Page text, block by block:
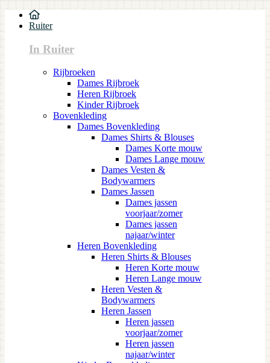
Ruiter
In Ruiter
Rijbroeken
Dames Rijbroek
Heren Rijbroek
Kinder Rijbroek
Bovenkleding
Dames Bovenkleding
Dames Shirts & Blouses
Dames Korte mouw
Dames Lange mouw
Dames Vesten &
Bodywarmers
Dames Jassen
Dames jassen
voorjaar/zomer
Dames jassen
najaar/winter
Heren Bovenkleding
Heren Shirts & Blouses
Heren Korte mouw
Heren Lange mouw
Heren Vesten &
Bodywarmers
Heren Jassen
Heren jassen
voorjaar/zomer
Heren jassen
najaar/winter